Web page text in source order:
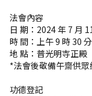
法會內容
日 期：2024 年 7 月
時 間：上午 9 時 30
地 點：普光明寺正殿
*法會後敬備午齋供眾
功德登記